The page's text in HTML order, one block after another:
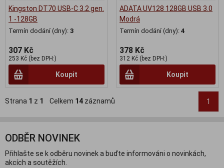
Kingston DT70 USB-C 3.2 gen.
1 -128GB
Termín dodání (dny): 3
307 Kč
253 Kč (bez DPH:)
Koupit
ADATA UV128 128GB USB 3.0
Modrá
Termín dodání (dny): 4
378 Kč
312 Kč (bez DPH:)
Koupit
Strana 1 z 1 Celkem 14 záznamů 1
ODBĚR NOVINEK
Přihlašte se k odběru novinek a buďte informováni o novinkách,
akcích a soutěžích.